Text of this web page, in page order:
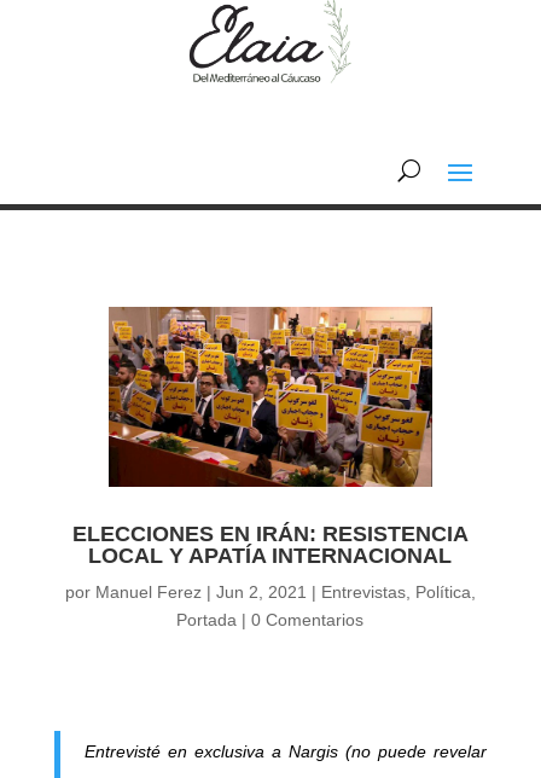
ELECCIONES EN IRÁN: RESISTENCIA
LOCAL Y APATÍA INTERNACIONAL
por Manuel Ferez| Jun 2, 2021 | Entrevistas, Política
Portada |0 Comentarios
Entrevisté en exclusiva a Nargis (no puede revelar